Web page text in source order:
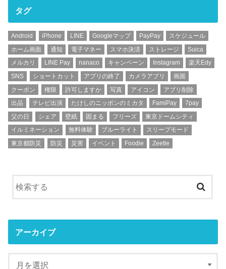
タグ
Android iPhone LINE Googleマップ PayPay
スケジュール
ホーム画面
通知 電子マネー スマホ決済 ストレージ
Suica
メルカリ
LINE Pay nanaco キャンペーン Instagram
楽天Edy
SNS
ショートカット アプリの終了 カメラアプリ
画面
クーポン
権限 許可しますか 写真 アイコン
アプリ削除
出品
テレビ出演 たけしのニッポンのミカタ FamiPay
7pay
父の日
シェア 壁紙 固まる フリーズ
東京ドームシティ
イルミネーション
無料体験 ブルーライト
スリープモード
東京都防災
防災 災害 イベント Foodie Zeetle
アーカイブ